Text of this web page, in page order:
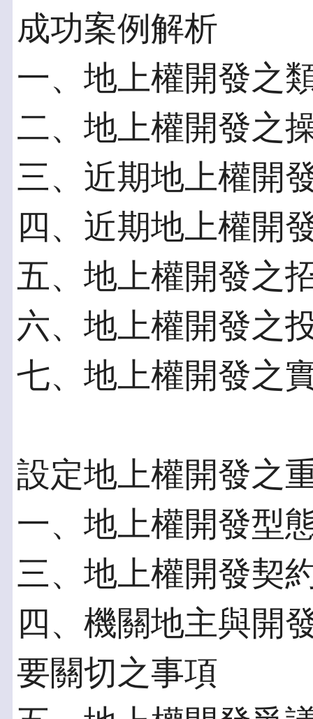
成功案例解析
一、地上權開發之
二、地上權開發之
三、近期地上權開
四、近期地上權開
五、地上權開發之
六、地上權開發之
七、地上權開發之
設定地上權開發之
一、地上權開發型
三、地上權開發契
四、機關地主與開
要關切之事項